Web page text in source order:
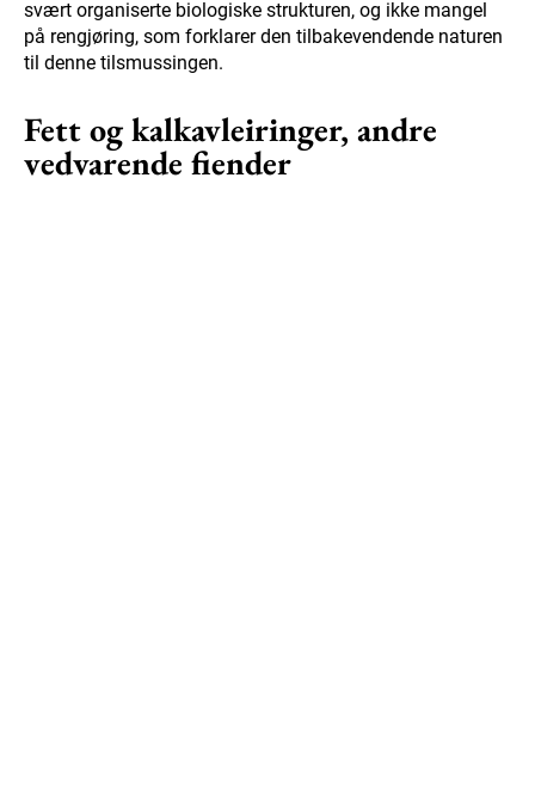
svært organiserte biologiske strukturen, og ikke mangel
på rengjøring, som forklarer den tilbakevendende naturen
til denne tilsmussingen.
Fett og kalkavleiringer, andre
vedvarende fiender